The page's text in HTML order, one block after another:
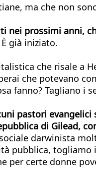
ma che non
nei prossimi anni,
già iniziato.
che risale a
che potevano
fanno? Tagliano i
pastori
di Gilead,
darwinista
pubblica,
per certe donne